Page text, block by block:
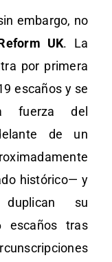
embargo, no
UK. La
por primera
escaños y se
fuerza del
de un
histórico— y
su
escaños tras